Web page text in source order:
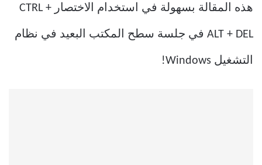
هذه المقالة بسهولة في استخدام الاختصار CTRL +
ALT + DEL في جلسة سطح المكتب البعيد في نظام
التشغيل Windows!